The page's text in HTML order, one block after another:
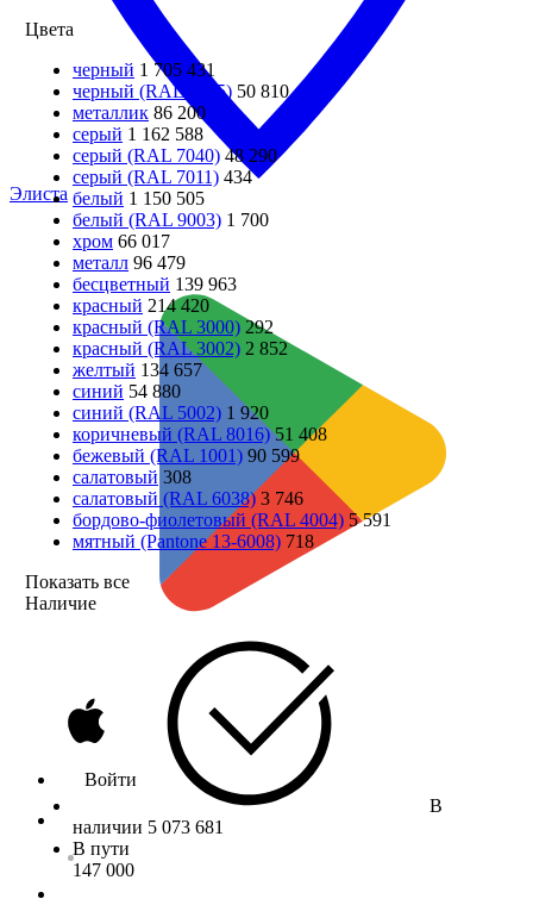
Элиста
Войти
Цвета
черный 1 705 431
черный (RAL 9005) 50 810
металлик 86 200
серый 1 162 588
серый (RAL 7040) 48 290
серый (RAL 7011) 434
белый 1 150 505
белый (RAL 9003) 1 700
хром 66 017
металл 96 479
бесцветный 139 963
красный 214 420
красный (RAL 3000) 292
красный (RAL 3002) 2 852
желтый 134 657
синий 54 880
синий (RAL 5002) 1 920
коричневый (RAL 8016) 51 408
бежевый (RAL 1001) 90 599
салатовый 308
салатовый (RAL 6038) 3 746
бордово-фиолетовый (RAL 4004) 5 591
мятный (Pantone 13-6008) 718
Показать все
Наличие
В
наличии 5 073 681
В пути
147 000